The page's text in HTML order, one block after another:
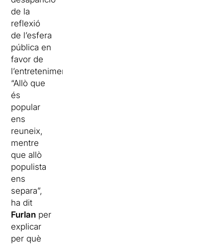
de la
reflexió
de l’esfera
pública en
favor de
l’entreteniment.
“Allò que
és
popular
ens
reuneix,
mentre
que allò
populista
ens
separa”,
ha dit
Furlan per
explicar
per què